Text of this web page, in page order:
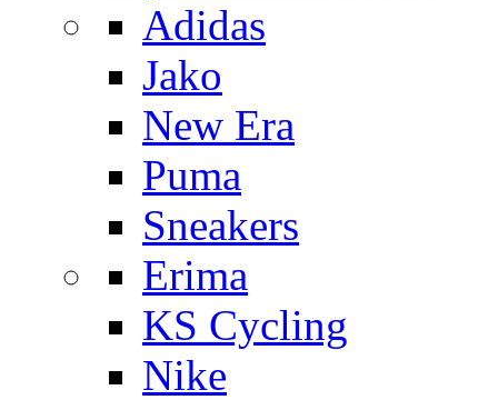
Adidas
Jako
New Era
Puma
Sneakers
Erima
KS Cycling
Nike